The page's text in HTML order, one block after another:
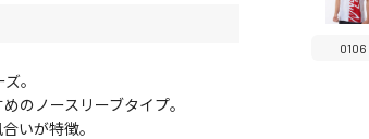
。
のノースリーブタイプ。
いが特徴。
0106